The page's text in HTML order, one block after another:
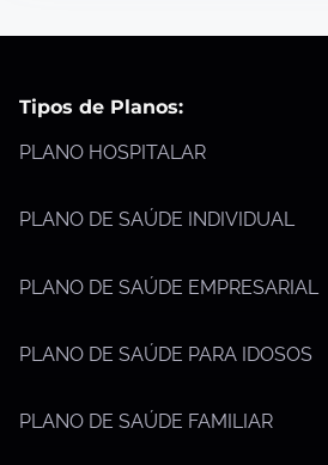
Tipos de Planos:
PLANO HOSPITALAR
PLANO DE SAÚDE INDIVIDUAL
PLANO DE SAÚDE EMPRESARIAL
PLANO DE SAÚDE PARA IDOSOS
PLANO DE SAÚDE FAMILIAR